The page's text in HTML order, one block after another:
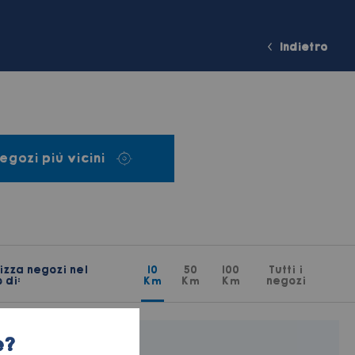
Indietro
più vicini
negozi nel
di:
10
Km
50
Km
100
Km
Tutti i
negozi
Mare